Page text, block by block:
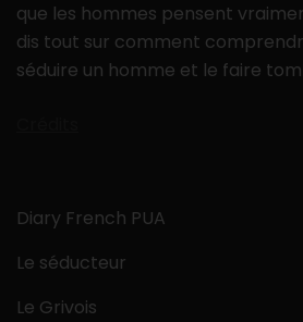
que les hommes pensent
dis tout sur comment
séduire un homme et le faire
Diary French PUA
Le séducteur
Le Grivois